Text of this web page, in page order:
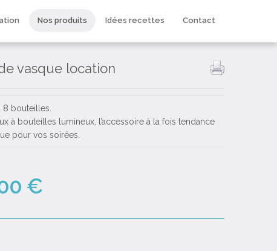
Nos produits Idées recettes Contact
vasque location
8 bouteilles.
à bouteilles lumineux, l’accessoire à la fois tendance
pour vos soirées.
€